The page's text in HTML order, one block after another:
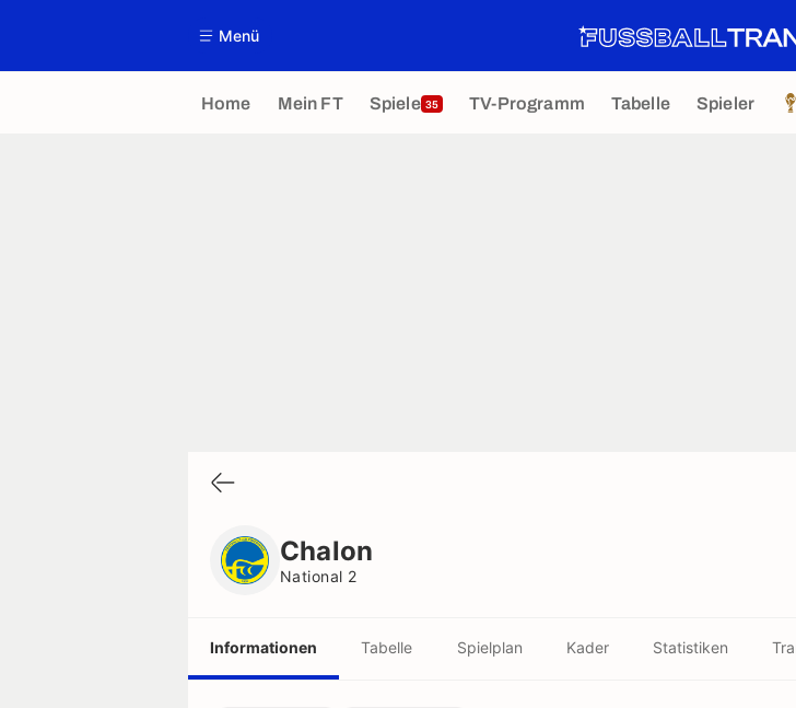
Menü
Home Mein FT Spiele 35 TV-Programm Tabelle Spieler
Chalon
National 2
Informationen Tabelle Spielplan Kader Statistiken